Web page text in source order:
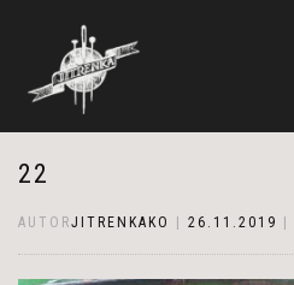
22
AUTORJITRENKAKO 26.11.2019